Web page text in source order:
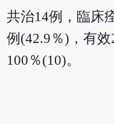
共治14例，臨床
例(42.9％)，有
100％(10)。